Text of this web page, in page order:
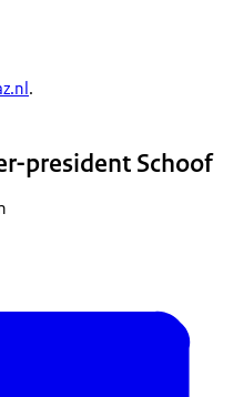
.
president Schoof